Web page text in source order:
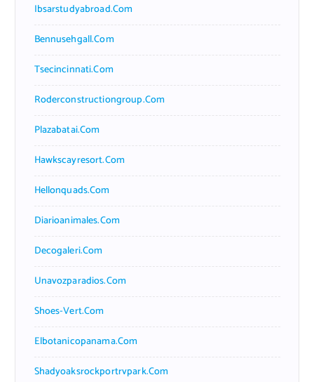
Ibsarstudyabroad.com
Bennusehgall.com
Tsecincinnati.com
Roderconstructiongroup.com
Plazabatai.com
Hawkscayresort.com
Hellonquads.com
Diarioanimales.com
Decogaleri.com
Unavozparadios.com
Shoes-Vert.com
Elbotanicopanama.com
Shadyoaksrockportrvpark.com